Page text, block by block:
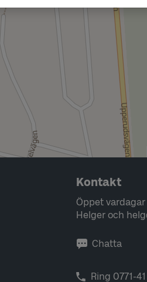
Kontakt
Öppet
Helger och
Chatta
Ring 0771-